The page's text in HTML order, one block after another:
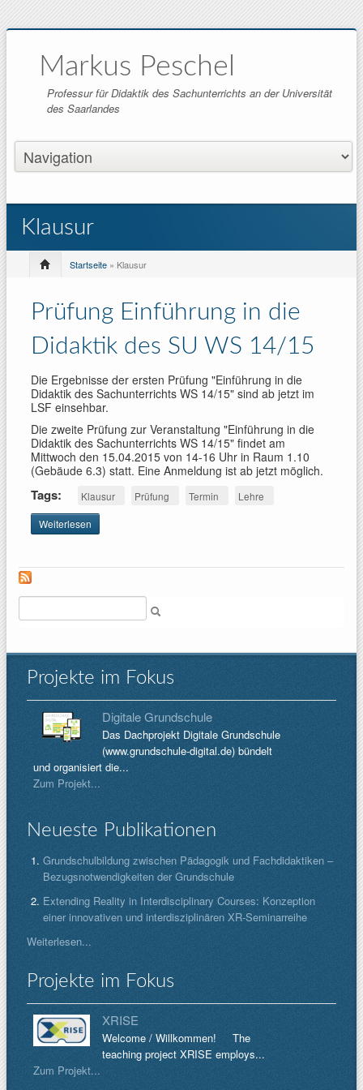
Markus Peschel
Professur für Didaktik des Sachunterrichts an der Universität
des Saarlandes
Klausur
Startseite » Klausur
Prüfung Einführung in die
Didaktik des SU WS 14/15
Die Ergebnisse der ersten Prüfung "Einführung in die
Didaktik des Sachunterrichts WS 14/15" sind ab jetzt im
LSF einsehbar.
Die zweite Prüfung zur Veranstaltung "Einführung in die
Didaktik des Sachunterrichts WS 14/15" findet am
Mittwoch den 15.04.2015 von 14-16 Uhr in Raum 1.10
(Gebäude 6.3) statt. Eine Anmeldung ist ab jetzt möglich.
Tags: Klausur Prüfung Termin
Lehre
Weiterlesen
Prüfung
in die
des SU
Projekte im Fokus
Digitale Grundschule
Das Dachprojekt Digitale Grundschule
(www.grundschule-digital.de) bündelt
und organisiert die...
Zum Projekt...
Neueste Publikationen
Grundschulbildung zwischen Pädagogik und Fachdidaktiken –
Bezugsnotwendigkeiten der Grundschule
Extending Reality in Interdisciplinary Courses: Konzeption
einer innovativen und interdisziplinären XR-Seminarreihe
Weiterlesen...
Projekte im Fokus
XRISE
Welcome / Willkommen! The
teaching project XRISE employs...
Zum Projekt...